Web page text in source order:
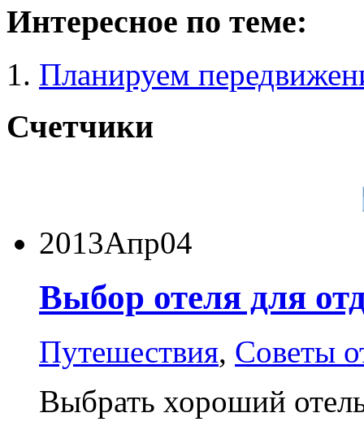
Интересное по теме:
Планируем
Счетчики
2013Апр04
Выбор отеля для
Путешествия, Советы
Выбрать хороший